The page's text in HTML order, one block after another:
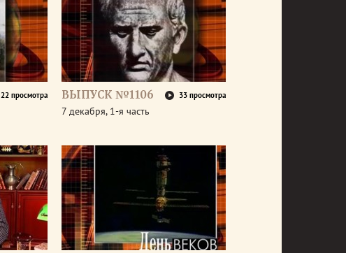
22 просмотра ВЫПУСК №1106 33 просмотра
7 декабря, 1-я часть